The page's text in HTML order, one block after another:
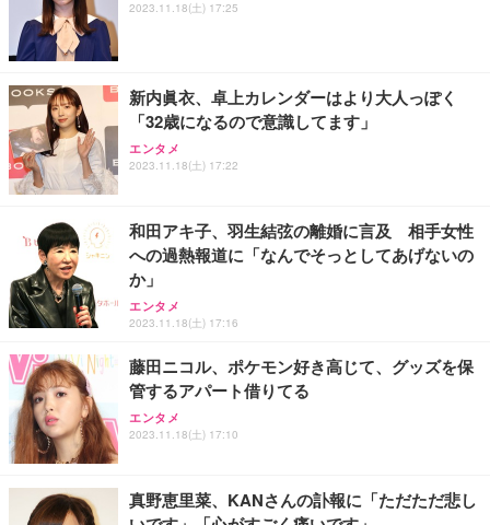
2023.11.18(土) 17:25
新内眞衣、卓上カレンダーはより大人っぽく
「32歳になるので意識してます」
エンタメ
2023.11.18(土) 17:22
和田アキ子、羽生結弦の離婚に言及 相手女性
への過熱報道に「なんでそっとしてあげないの
か」
エンタメ
2023.11.18(土) 17:16
藤田ニコル、ポケモン好き高じて、グッズを保
管するアパート借りてる
エンタメ
2023.11.18(土) 17:10
真野恵里菜、KANさんの訃報に「ただただ悲し